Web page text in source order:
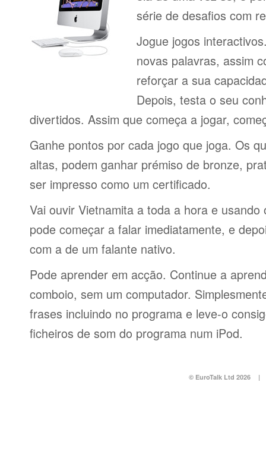
série de desafios com
Jogue jogos
novas palavras, assim
reforçar a sua
Depois, testa o seu
divertidos. Assim que começa a jogar,
Ganhe pontos por cada jogo que joga. Os
altas, podem ganhar prémiso de bronze,
ser impresso como um certificado.
Vai ouvir Vietnamita a toda a hora e
pode começar a falar imediatamente, e
com a de um falante nativo.
Pode aprender em acção. Continue a
comboio, sem um computador.
frases incluindo no programa e leve-o
ficheiros de som do programa num iPod.
© EuroTalk Ltd 2026 |